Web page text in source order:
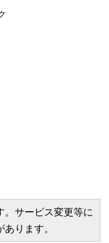
。サービス変更等に
ります。